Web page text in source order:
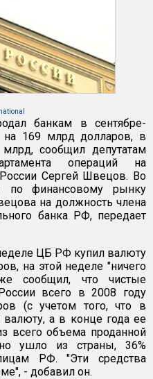
банкам в сентябре-
на 169 млрд долларов, в
сообщил депутатам
операций на
Сергей Швецов. Во
по финансовому рынку
на должность члена
банка РФ, передает
ЦБ РФ купил валюту
на этой неделе "ничего
сообщил, что чистые
всего в 2008 году
(с учетом того, что в
а в конце года ее
всего объема проданной
ушло из страны, 36%
РФ. "Эти средства
- добавил он.